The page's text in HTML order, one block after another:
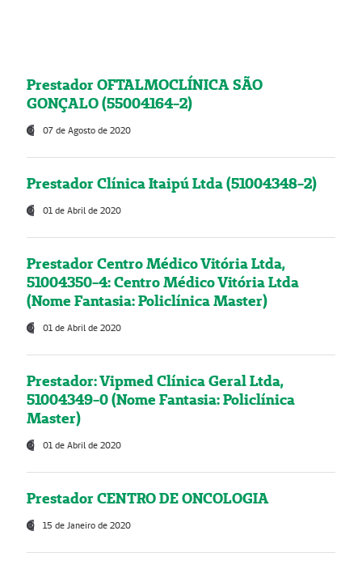
Prestador OFTALMOCLÍNICA SÃO
GONÇALO (55004164-2)
07 de Agosto de 2020
Prestador Clínica Itaipú Ltda (51004348-2)
01 de Abril de 2020
Prestador Centro Médico Vitória Ltda,
51004350-4: Centro Médico Vitória Ltda
(Nome Fantasia: Policlínica Master)
01 de Abril de 2020
Prestador: Vipmed Clínica Geral Ltda,
51004349-0 (Nome Fantasia: Policlínica
Master)
01 de Abril de 2020
Prestador CENTRO DE ONCOLOGIA
15 de Janeiro de 2020